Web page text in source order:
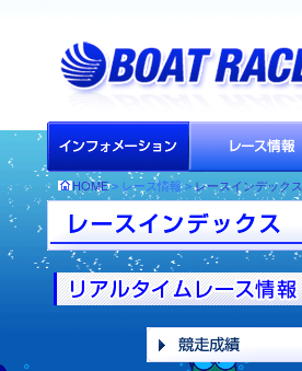
HOME> レース情報 >レースインデックス